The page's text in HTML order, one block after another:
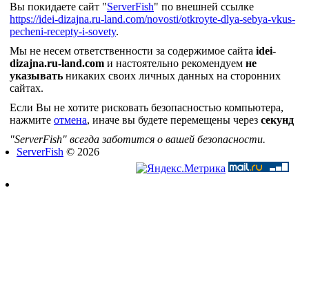
Вы покидаете сайт "ServerFish" по внешней ссылке
https://idei-dizajna.ru-land.com/novosti/otkroyte-dlya-sebya-vkus-
pecheni-recepty-i-sovety.
Мы не несем ответственности за содержимое сайта idei-
dizajna.ru-land.com и настоятельно рекомендуем не
указывать никаких своих личных данных на сторонних
сайтах.
Если Вы не хотите рисковать безопасностью компьютера,
нажмите отмена, иначе вы будете перемещены через секунд
"ServerFish" всегда заботится о вашей безопасности.
ServerFish © 2026